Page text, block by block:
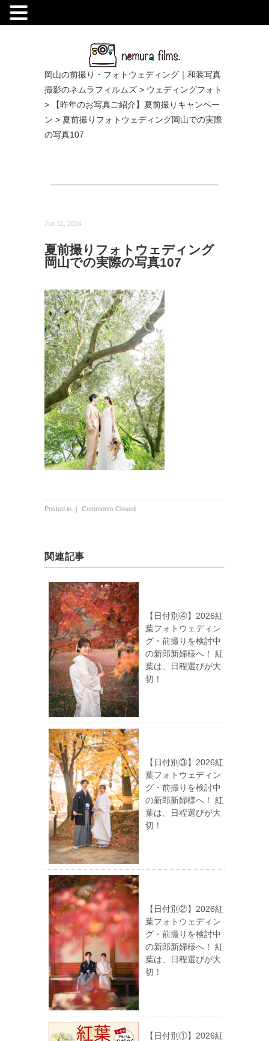
岡山の前撮り・フォトウェディング｜和装写真
撮影のネムラフィルムズ > ウェディングフォト
>
【昨年のお写真ご紹介】夏前撮りキャンペー
ン > 夏前撮りフォトウェディング岡山での実際
の写真107
Jun 11, 2024
夏前撮りフォトウェディング
岡山での実際の写真107
Posted in ｜ Comments Closed
関連記事
【日付別④】2026紅
葉フォトウェディン
グ・前撮りを検討中
の新郎新婦様へ！ 紅
葉は、日程選びが大
切！
【日付別③】2026紅
葉フォトウェディン
グ・前撮りを検討中
の新郎新婦様へ！ 紅
葉は、日程選びが大
切！
【日付別②】2026紅
葉フォトウェディン
グ・前撮りを検討中
の新郎新婦様へ！ 紅
葉は、日程選びが大
切！
【日付別①】2026紅